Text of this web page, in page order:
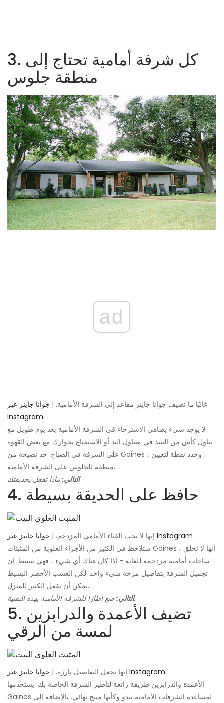
3. كل شرفة أمامية تحتاج إلى
منطقة جلوس
ad
غالبًا ما تضيف جوانا جاينز مقاعد إلى الشرفة الأمامية. | جوانا جاينز عبر
Instagram
لا يوجد شيء يضاهي الاسترخاء في الشرفة الأمامية بعد يوم طويل مع
تناول كأس من النبيذ في متناول اليد أو الاستمتاع بجوارك مع بعض القهوة
على الشرفة في الصباح. خذ نصيحة من Gaines ، وحدد نقطة لتعيين
منطقة للجلوس على الشرفة الأمامية.
التالي: ماذا تفعل بحديقتك
4. حافظ على الحديقة بسيطة
إنها لا تحب الفناء الأمامي المزدحم. | جوانا جاينز عبر Instagram
ستلاحظ في الكثير من الأجزاء العلوية من المثبتات Gaines ، أنها لا تخلق
ساحات أمامية مزدحمة للغاية - إذا كان هناك أي شيء ، فهي تبسط. إن
تجميل الشرفة بتفاصيل مرحة شيء واحد. لكن العشب الأخضر البسيط
يمكن أن يفعل الكثير للمنزل.
التالي:ضع إطارًا للشرفة الأمامية بهذه التقنية.
5. تضيف الأعمدة والدرابزين
لمسة من الرقي
إنها تجعل التفاصيل بارزة. | جوانا جاينز عبر Instagram
الأعمدة والدرابزين طريقة رائعة لتأطير الشرفة الخاصة بك. يستخدمها
Gaines لمساعدة الشرفات الأمامية تبدو وكأنها منتج نهائي. بالإضافة إلى